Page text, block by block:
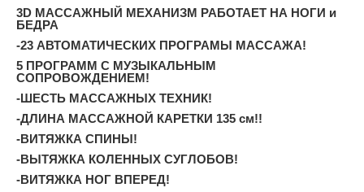
3D МАССАЖНЫЙ МЕХАНИЗМ РАБОТАЕТ НА НОГИ и
БЕДРА
-23 АВТОМАТИЧЕСКИХ ПРОГРАМЫ МАССАЖА!
5 ПРОГРАММ С МУЗЫКАЛЬНЫМ
СОПРОВОЖДЕНИЕМ!
-ШЕСТЬ МАССАЖНЫХ ТЕХНИК!
-ДЛИНА МАССАЖНОЙ КАРЕТКИ 135 см!!
-ВИТЯЖКА СПИНЫ!
-ВЫТЯЖКА КОЛЕННЫХ СУГЛОБОВ!
-ВИТЯЖКА НОГ ВПЕРЕД!